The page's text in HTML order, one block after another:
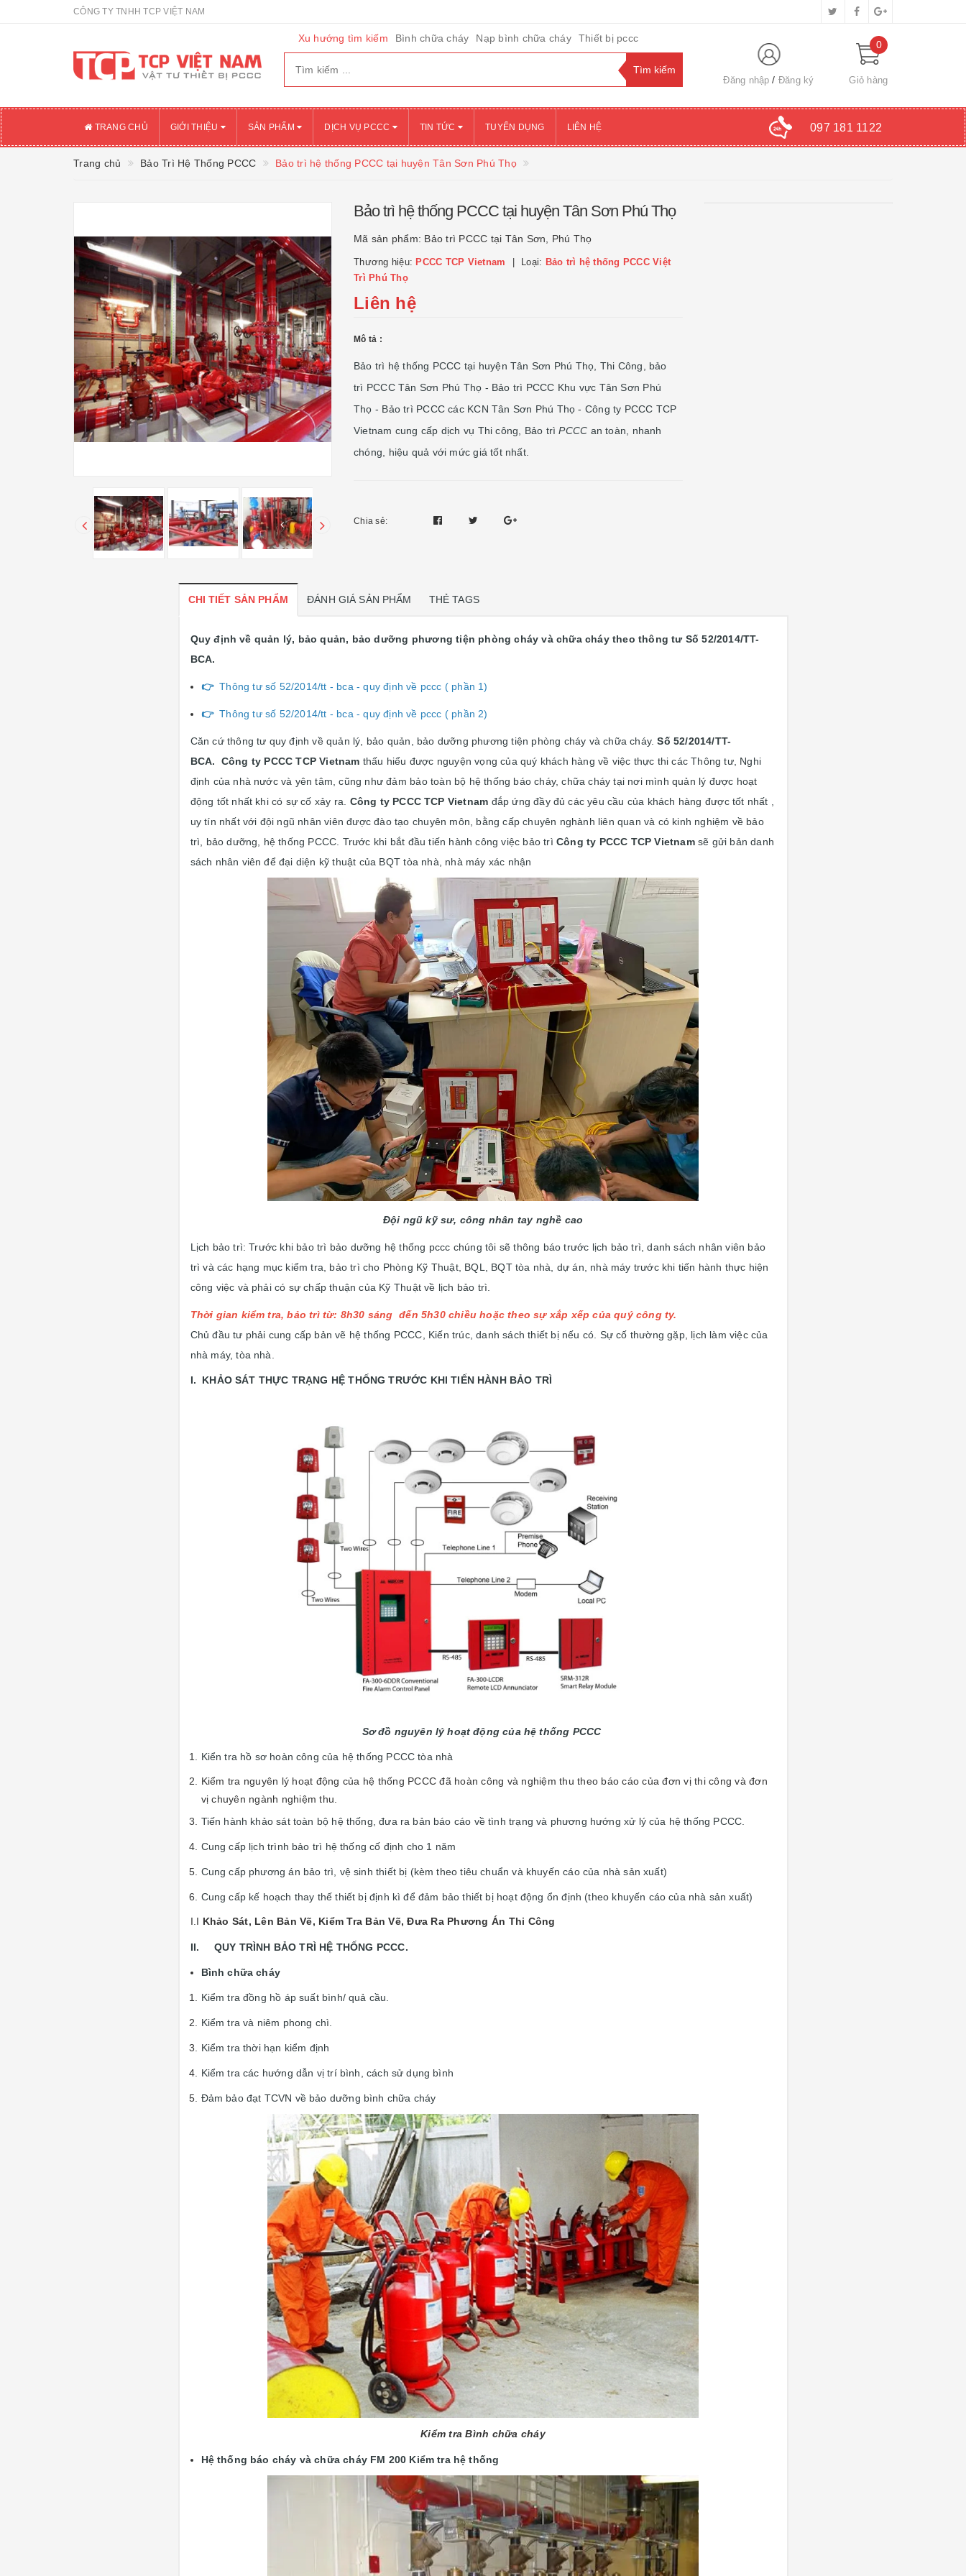
CÔNG TY TNHH TCP VIỆT NAM
Xu hướng tìm kiếm Bình chữa cháy Nạp bình chữa cháy Thiết bị pccc
Đăng nhập Đăng ký
0
Giỏ hàng
TRANG CHỦ GIỚI THIỆU SẢN PHẨM DỊCH VỤ PCCC TIN TỨC TUYỂN DỤNG LIÊN HỆ 097 181 1122
Trang chủ Bảo Trì Hệ Thống PCCC Bảo trì hệ thống PCCC tại huyện Tân Sơn Phú Thọ
Bảo trì hệ thống PCCC tại huyện Tân Sơn Phú Thọ
Mã sản phẩm: Bảo trì PCCC tại Tân Sơn, Phú Thọ
Thương hiệu: PCCC TCP Vietnam Loại: Bảo trì hệ thống PCCC Việt
Trì Phú Thọ
Liên hệ
Mô tả :
Bảo trì hệ thống PCCC tại huyện Tân Sơn Phú Thọ, Thi Công, bảo
trì PCCC Tân Sơn Phú Thọ - Bảo trì PCCC Khu vực Tân Sơn Phú
Thọ - Bảo trì PCCC các KCN Tân Sơn Phú Thọ - Công ty PCCC TCP
Vietnam cung cấp dịch vụ Thi công, Bảo trì PCCC an toàn, nhanh
chóng, hiệu quả với mức giá tốt nhất.
Chia sẻ:
CHI TIẾT SẢN PHẨM ĐÁNH GIÁ SẢN PHẨM THẺ TAGS
Quy định về quản lý, bảo quản, bảo dưỡng phương tiện phòng cháy và chữa cháy theo thông tư Số52/2014/TT-
BCA.
👉Thông tư số 52/2014/tt - bca - quy định về pccc ( phần 1)
👉Thông tư số 52/2014/tt - bca - quy định về pccc ( phần 2)
Căn cứ thông tư quy định về quản lý, bảo quản, bảo dưỡng phương tiện phòng cháy và chữa cháy.Số 52/2014/TT-
BCA.
Công ty PCCC TCP Vietnam thấu hiểu được nguyện vọng của quý khách hàng về việc thực thi các Thông tư, Nghi
định của nhà nước và yên tâm, cũng như đảm bảo toàn bộ hệ thống báo cháy, chữa cháy tại nơi mình quản lý được hoạt
động tốt nhất khi có sự cố xảy ra. Công ty PCCC TCP Vietnam đắp ứng đầy đủ các yêu cầu của khách hàng được tốt nhất ,
uy tín nhất với đội ngũ nhân viên được đào tạo chuyên môn, bằng cấp chuyên nghành liên quan và có kinh nghiệm về bảo
trì, bảo dưỡng, hệ thống PCCC. Trước khi bắt đầu tiến hành công việc bảo trì Công ty PCCC TCP Vietnamsẽ gửi bản danh
sách nhân viên để đại diện kỹ thuật của BQT tòa nhà, nhà máy xác nhận
Đội ngũ kỹ sư, công nhân tay nghề cao
Lịch bảo trì: Trước khi bảo trì bảo dưỡng hệ thống pccc chúng tôi sẽ thông báo trước lịch bảo trì, danh sách nhân viên bảo
trì và các hạng mục kiểm tra, bảo trì cho Phòng Kỹ Thuật, BQL, BQT tòa nhà, dự án, nhà máy trước khi tiến hành thực hiện
công việc và phải có sự chấp thuận của Kỹ Thuật về lịch bảo trì.
Thời gian kiểm tra, bảo trì từ: 8h30 sáng đến 5h30 chiều hoặc theo sự xắp xếp của quý công ty.
Chủ đầu tư phải cung cấp bản vẽ hệ thống PCCC, Kiến trúc, danh sách thiết bị nếu có. Sự cố thường gặp, lịch làm việc của
nhà máy, tòa nhà.
I. KHẢO SÁT THỰC TRẠNG HỆ THỐNG TRƯỚC KHI TIẾN HÀNH BẢO TRÌ
Sơ đồ nguyên lý hoạt động của hệ thống PCCC
Kiển tra hồ sơ hoàn công của hệ thống PCCC tòa nhà
Kiểm tra nguyên lý hoạt động của hệ thống PCCC đã hoàn công và nghiệm thu theo báo cáo của đơn vị thi công và đơn
vị chuyên ngành nghiệm thu.
Tiến hành khảo sát toàn bộ hệ thống, đưa ra bản báo cáo về tình trạng và phương hướng xử lý của hệ thống PCCC.
Cung cấp lịch trình bảo trì hệ thống cố định cho 1 năm
Cung cấp phương án bảo trì, vệ sinh thiết bị (kèm theo tiêu chuẩn và khuyến cáo của nhà sản xuất)
Cung cấp kế hoạch thay thế thiết bị định kì để đảm bảo thiết bị hoạt động ổn định (theo khuyến cáo của nhà sản xuất)
I.I Khảo Sát, Lên Bản Vẽ, Kiểm Tra Bản Vẽ, Đưa Ra Phương Án Thi Công
II. QUY TRÌNH BẢO TRÌ HỆ THỐNG PCCC.
Bình chữa cháy
Kiểm tra đồng hồ áp suất bình/ quả cầu.
Kiểm tra và niêm phong chì.
Kiểm tra thời hạn kiểm định
Kiểm tra các hướng dẫn vị trí bình, cách sử dụng bình
Đảm bảo đạt TCVN về bảo dưỡng bình chữa cháy
Kiểm tra Bình chữa cháy
Hệ thống báo cháy và chữa cháy FM 200 Kiểm tra hệ thống